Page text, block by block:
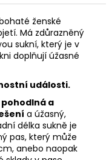
ženské
Má zdůrazněný
sukní, který je v
doplňují úžasné
události.
a
a úžasný,
délka sukně je
pas, který může
anebo naopak